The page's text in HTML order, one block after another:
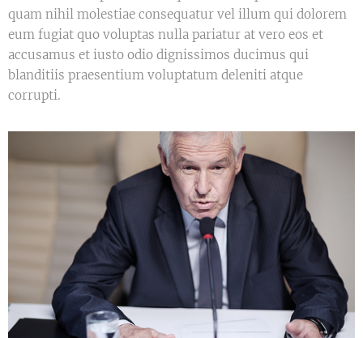
quam nihil molestiae consequatur vel illum qui dolorem
eum fugiat quo voluptas nulla pariatur at vero eos et
accusamus et iusto odio dignissimos ducimus qui
blanditiis praesentium voluptatum deleniti atque
corrupti.